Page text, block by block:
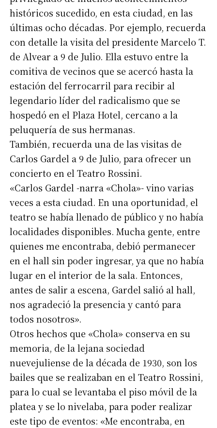
históricos sucedido, en esta ciudad, en las
últimas ocho décadas. Por ejemplo, recuerda
con detalle la visita del presidente Marcelo T.
de Alvear a 9 de Julio. Ella estuvo entre la
comitiva de vecinos que se acercó hasta la
estación del ferrocarril para recibir al
legendario líder del radicalismo que se
hospedó en el Plaza Hotel, cercano a la
peluquería de sus hermanas.
También, recuerda una de las visitas de
Carlos Gardel a 9 de Julio, para ofrecer un
concierto en el Teatro Rossini.
«Carlos Gardel -narra «Chola»- vino varias
veces a esta ciudad. En una oportunidad, el
teatro se había llenado de público y no había
localidades disponibles. Mucha gente, entre
quienes me encontraba, debió permanecer
en el hall sin poder ingresar, ya que no había
lugar en el interior de la sala. Entonces,
antes de salir a escena, Gardel salió al hall,
nos agradeció la presencia y cantó para
todos nosotros».
Otros hechos que «Chola» conserva en su
memoria, de la lejana sociedad
nuevejuliense de la década de 1930, son los
bailes que se realizaban en el Teatro Rossini,
para lo cual se levantaba el piso móvil de la
platea y se lo nivelaba, para poder realizar
este tipo de eventos: «Me encontraba, en